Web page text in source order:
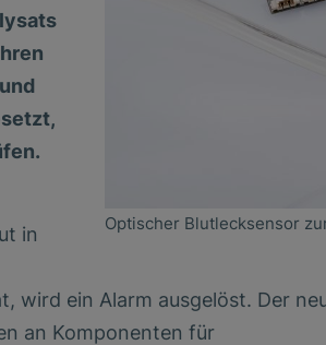
Optischer Blutlecksensor
in
wird ein Alarm ausgelöst. Der
an Komponenten für